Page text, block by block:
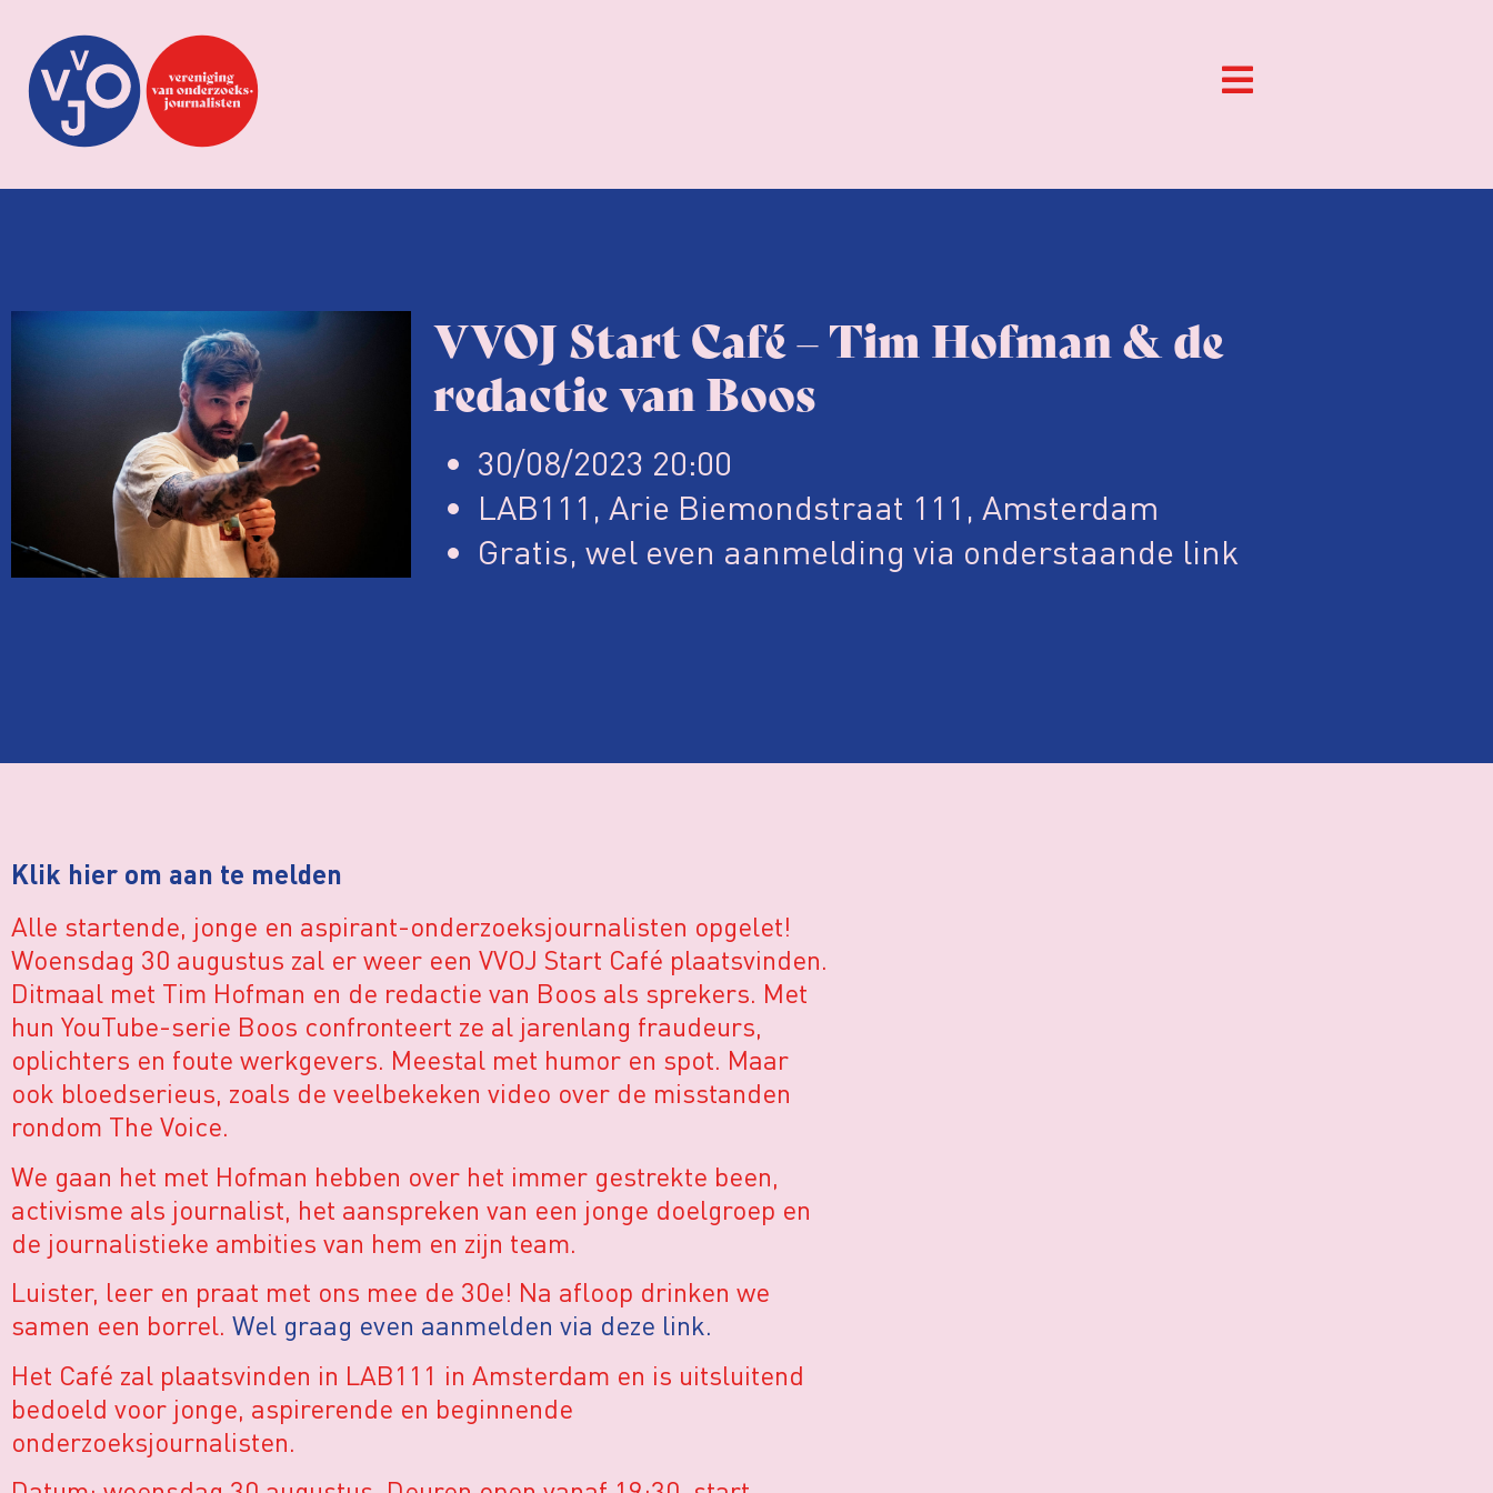
VVOJ Start Café – Tim Hofman & de
redactie van Boos
30/08/2023 20:00
LAB111, Arie Biemondstraat 111, Amsterdam
Gratis, wel even aanmelding via onderstaande link
Klik hier om aan te melden
Alle startende, jonge en aspirant-onderzoeksjournalisten opgelet!
Woensdag 30 augustus zal er weer een VVOJ Start Café plaatsvinden.
Ditmaal met Tim Hofman en de redactie van Boos als sprekers. Met
hun YouTube-serie Boos confronteert ze al jarenlang fraudeurs,
oplichters en foute werkgevers. Meestal met humor en spot. Maar
ook bloedserieus, zoals de veelbekeken video over de misstanden
rondom The Voice.
We gaan het met Hofman hebben over het immer gestrekte been,
activisme als journalist, het aanspreken van een jonge doelgroep en
de journalistieke ambities van hem en zijn team.
Luister, leer en praat met ons mee de 30e! Na afloop drinken we
samen een borrel. Wel graag even aanmelden via deze link.
Het Café zal plaatsvinden in LAB111 in Amsterdam en is uitsluitend
bedoeld voor jonge, aspirerende en beginnende
onderzoeksjournalisten.